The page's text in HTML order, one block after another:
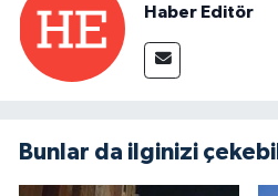
Haber Editör
Bunlar da ilginizi